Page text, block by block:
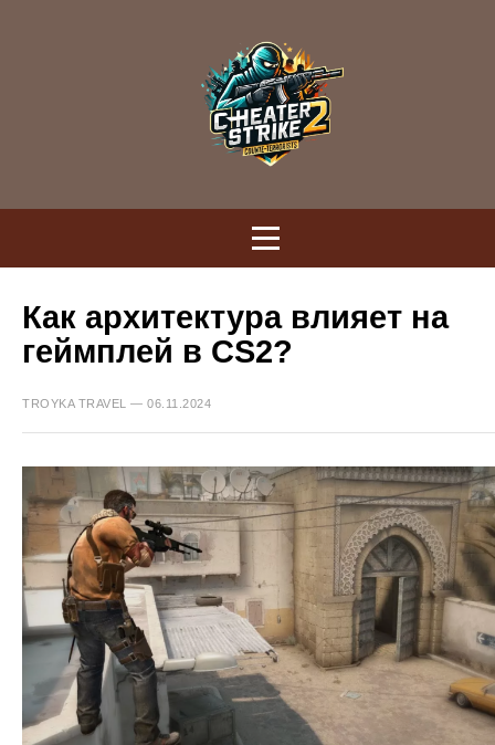
Как архитектура влияет на
геймплей в CS2?
TROYKA TRAVEL — 06.11.2024